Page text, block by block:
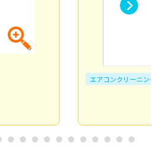
エアコンクリーニン